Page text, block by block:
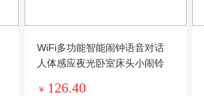
WiFi多功能智能闹钟语音对话
人体感应夜光卧室床头小闹铃
￥ 126.40